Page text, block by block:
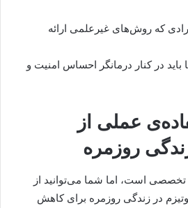
که روش‌های غیرعلمی ارائه
در کنار درمانگر احساس امنیت و
عملی از
روزمره
تخصصی است، اما شما می‌توانید از
در زندگی روزمره برای کاهش